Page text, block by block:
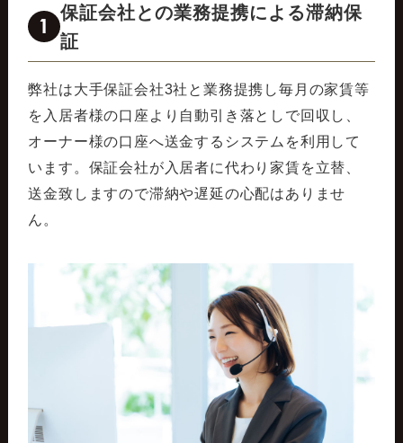
1
保証会社との業務提携による滞納保
証
弊社は大手保証会社3社と業務提携し毎月の家賃等
を入居者様の口座より自動引き落としで回収し、
オーナー様の口座へ送金するシステムを利用して
います。保証会社が入居者に代わり家賃を立替、
送金致しますので滞納や遅延の心配はありませ
ん。